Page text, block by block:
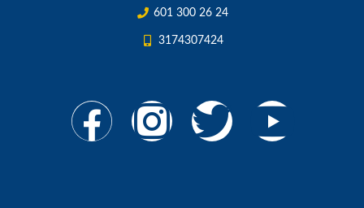
601 300 26 24
3174307424